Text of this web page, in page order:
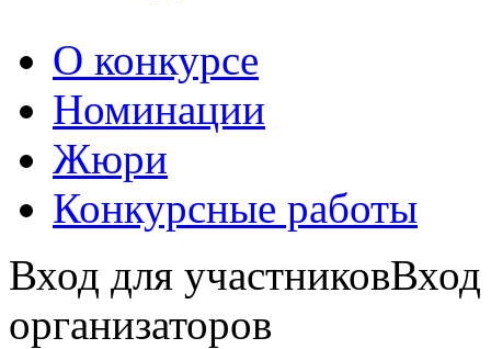
О конкурсе
Номинации
Жюри
Конкурсные работы
Вход для участников
организаторов